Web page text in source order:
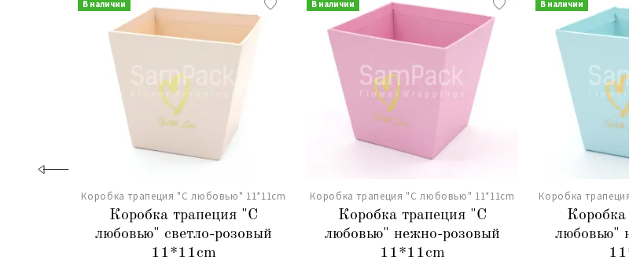
В наличии
Коробка трапеция "С любовью" 11*11cm
Коробка трапеция "С
любовью" светло-розовый
11*11cm
В наличии
Коробка трапеция "С любовью" 11*11cm
Коробка трапеция "С
любовью" нежно-розовый
11*11cm
В наличии
Коробка
любовью"